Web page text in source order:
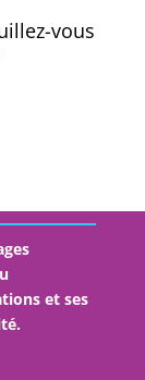
vous
et ses